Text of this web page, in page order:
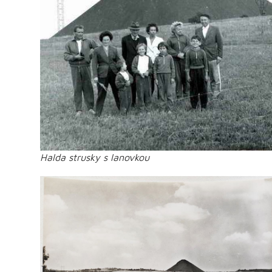
Halda strusky s lanovkou